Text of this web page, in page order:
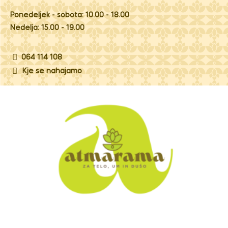
Ponedeljek - sobota: 10.00 - 18.00
Nedelja: 15.00 - 19.00
064 114 108
Kje se nahajamo